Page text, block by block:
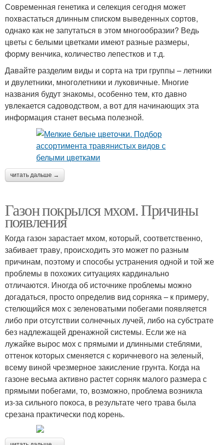
Современная генетика и селекция сегодня может
похвастаться длинным списком выведенных сортов,
однако как не запутаться в этом многообразии? Ведь
цветы с белыми цветками имеют разные размеры,
форму венчика, количество лепестков и т.д.
Давайте разделим виды и сорта на три группы – летники
и двулетники, многолетники и луковичные. Многие
названия будут знакомы, особенно тем, кто давно
увлекается садоводством, а вот для начинающих эта
информация станет весьма полезной.
читать дальше →
Газон покрылся мхом. Причины
появления
Когда газон зарастает мхом, который, соответственно,
забивает траву, происходить это может по разным
причинам, поэтому и способы устранения одной и той же
проблемы в похожих ситуациях кардинально
отличаются. Иногда об источнике проблемы можно
догадаться, просто определив вид сорняка – к примеру,
стелющийся мох с зеленоватыми побегами появляется
либо при отсутствии солнечных лучей, либо на субстрате
без надлежащей дренажной системы. Если же на
лужайке вырос мох с прямыми и длинными стеблями,
оттенок которых сменяется с коричневого на зеленый,
всему виной чрезмерное закисление грунта. Когда на
газоне весьма активно растет сорняк малого размера с
прямыми побегами, то, возможно, проблема возникла
из-за сильного покоса, в результате чего трава была
срезана практически под корень.